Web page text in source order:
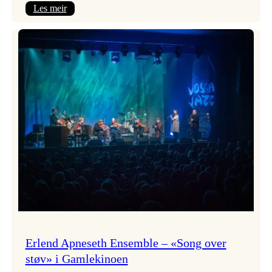
Les meir:
Ones
–
eit
lydrom
av
havet,
sommar
og
nostalgi
Erlend Apneseth Ensemble – «Song over
støv» i Gamlekinoen